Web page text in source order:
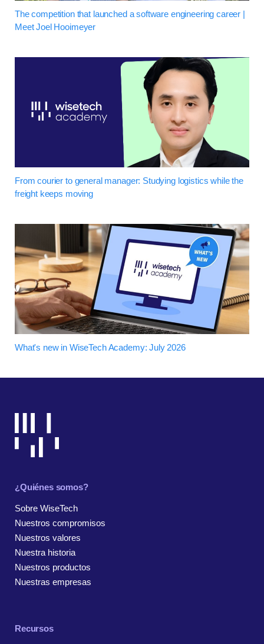
The competition that launched a software engineering career |
Meet Joel Hooimeyer
From courier to general manager: Studying logistics while the
freight keeps moving
What's new in WiseTech Academy: July 2026
¿Quiénes somos?
Sobre WiseTech
Nuestros compromisos
Nuestros valores
Nuestra historia
Nuestros productos
Nuestras empresas
Recursos